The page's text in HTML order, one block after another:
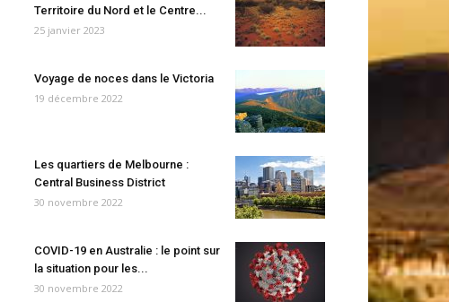
Territoire du Nord et le Centre...
25 janvier 2023
Voyage de noces dans le Victoria
19 décembre 2022
Les quartiers de Melbourne :
Central Business District
30 novembre 2022
COVID-19 en Australie : le point sur
la situation pour les...
30 novembre 2022